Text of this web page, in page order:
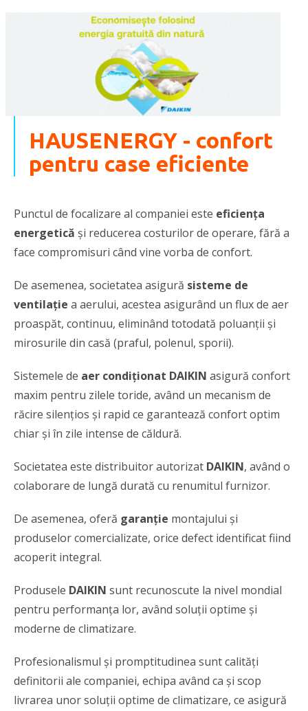
HAUSENERGY - confort
pentru case eficiente
Punctul de focalizare al companiei este eficiența
energetică și reducerea costurilor de operare, fără a
face compromisuri când vine vorba de confort.
De asemenea, societatea asigură sisteme de
ventilație a aerului, acestea asigurând un flux de aer
proaspăt, continuu, eliminând totodată poluanții și
mirosurile din casă (praful, polenul, sporii).
Sistemele de aer condiționat DAIKIN asigură confort
maxim pentru zilele toride, având un mecanism de
răcire silențios și rapid ce garantează confort optim
chiar și în zile intense de căldură.
Societatea este distribuitor autorizat DAIKIN, având o
colaborare de lungă durată cu renumitul furnizor.
De asemenea, oferă garanție montajului și
produselor comercializate, orice defect identificat fiind
acoperit integral.
Produsele DAIKIN sunt recunoscute la nivel mondial
pentru performanța lor, având soluţii optime şi
moderne de climatizare.
Profesionalismul și promptitudinea sunt calități
definitorii ale companiei, echipa având ca și scop
livrarea unor soluții optime de climatizare, ce asigură